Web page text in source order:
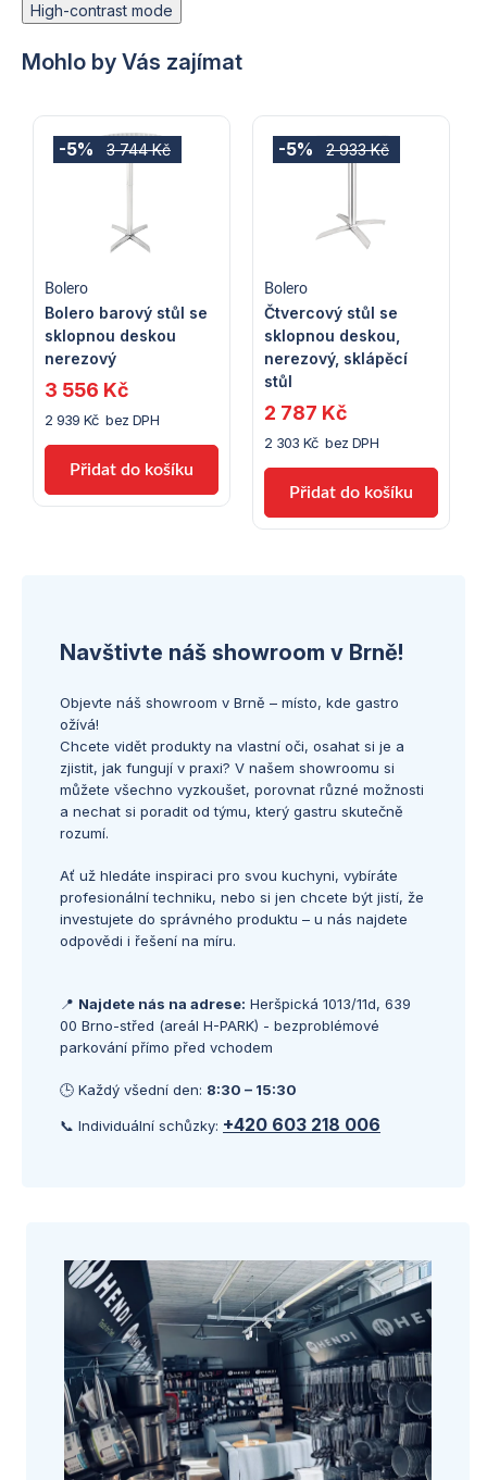
Navštivte náš showroom v Brně!
Objevte náš showroom v Brně – místo, kde gastro
ožívá!
Chcete vidět produkty na vlastní oči, osahat si je a
zjistit, jak fungují v praxi? V našem showroomu si
můžete všechno vyzkoušet, porovnat různé možnosti
a nechat si poradit od týmu, který gastru skutečně
rozumí.
Ať už hledáte inspiraci pro svou kuchyni, vybíráte
profesionální techniku, nebo si jen chcete být jistí, že
investujete do správného produktu – u nás najdete
odpovědi i řešení na míru.
📍 Najdete nás na adrese: Heršpická 1013/11d, 639
00 Brno-střed (areál H-PARK) - bezproblémové
parkování přímo před vchodem
🕒 Každý všední den: 8:30 – 15:30
📞 Individuální schůzky: +420 603 218 006
High-contrast mode
Mohlo by Vás zajímat
3 744 Kč
-5%
Bolero barový stůl se
sklopnou deskou
nerezový
Bolero
2 939 Kč bez DPH
3 556 Kč
2 933 Kč
-5%
Čtvercový stůl se
sklopnou deskou,
nerezový, sklápěcí
stůl
Bolero
2 303 Kč bez DPH
2 787 Kč